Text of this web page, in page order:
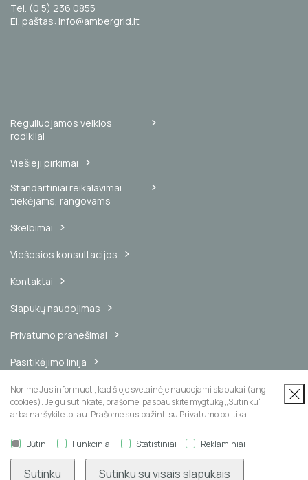
Tel. (0 5) 236 0855
El. paštas: info@ambergrid.lt
Reguliuojamos veiklos
rodikliai
Viešieji pirkimai
Standartiniai reikalavimai
tiekėjams, rangovams
Skelbimai
Viešosios konsultacijos
Kontaktai
Slapukų naudojimas
Privatumo pranešimai
Pasitikėjimo linija
Vidinis pranešimų kanalas
Naujienų prenumerata
Norime Jus informuoti, kad šioje svetainėje naudojami slapukai (angl.
cookies). Jeigu sutinkate, prašome, paspauskite mygtuką „Sutinku“
arba naršykite toliau. Prašome susipažinti su Privatumo politika.
Būtini Funkciniai Statistiniai Reklaminiai
Sutinku Sutinku su visais slapukais